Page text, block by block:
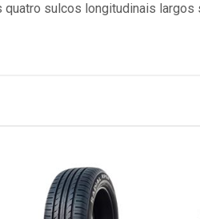
quatro sulcos longitudinais